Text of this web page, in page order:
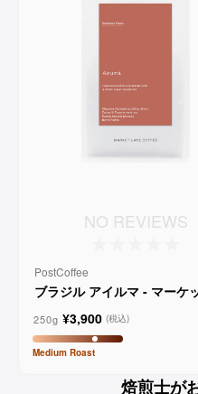
NO REVIEWS
PostCoffee
ブラジル アイルマ - マーケ
250g ¥3,900 (税込)
Medium Roast
焙煎士が